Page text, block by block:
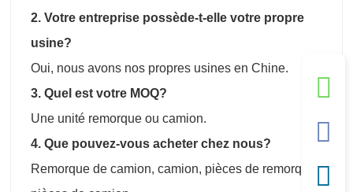
2. Votre entreprise possède-t-elle votre propre
usine?
Oui, nous avons nos propres usines en Chine.
3. Quel est votre MOQ?
Une unité remorque ou camion.
4. Que pouvez-vous acheter chez nous?
Remorque de camion, camion, pièces de remorque,